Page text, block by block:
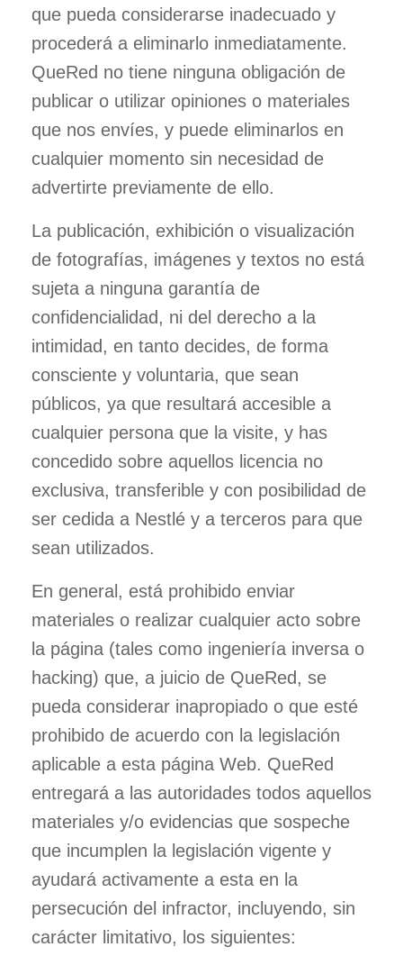
que pueda considerarse inadecuado y
procederá a eliminarlo inmediatamente.
QueRed no tiene ninguna obligación de
publicar o utilizar opiniones o materiales
que nos envíes, y puede eliminarlos en
cualquier momento sin necesidad de
advertirte previamente de ello.
La publicación, exhibición o visualización
de fotografías, imágenes y textos no está
sujeta a ninguna garantía de
confidencialidad, ni del derecho a la
intimidad, en tanto decides, de forma
consciente y voluntaria, que sean
públicos, ya que resultará accesible a
cualquier persona que la visite, y has
concedido sobre aquellos licencia no
exclusiva, transferible y con posibilidad de
ser cedida a Nestlé y a terceros para que
sean utilizados.
En general, está prohibido enviar
materiales o realizar cualquier acto sobre
la página (tales como ingeniería inversa o
hacking) que, a juicio de QueRed, se
pueda considerar inapropiado o que esté
prohibido de acuerdo con la legislación
aplicable a esta página Web. QueRed
entregará a las autoridades todos aquellos
materiales y/o evidencias que sospeche
que incumplen la legislación vigente y
ayudará activamente a esta en la
persecución del infractor, incluyendo, sin
carácter limitativo, los siguientes: